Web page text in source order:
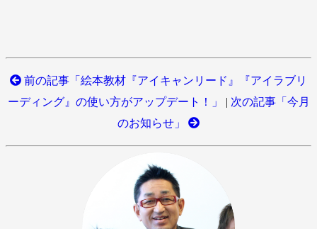
前の記事「絵本教材『アイキャンリード』『アイラブリ
ーディング』の使い方がアップデート！」
| 次の記事「今月
のお知らせ」